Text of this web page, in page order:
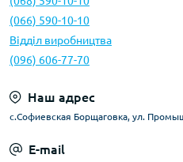
(066) 590-10-10
Відділ виробництва
(096) 606-77-70
Наш адрес
с.Софиевская Борщаговка, ул.
E-mail